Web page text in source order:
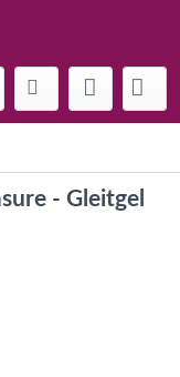
- Gleitgel